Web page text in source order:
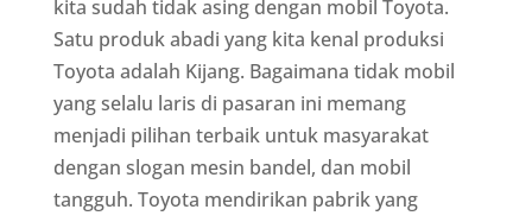
kita sudah tidak asing dengan mobil Toyota.
Satu produk abadi yang kita kenal produksi
Toyota adalah Kijang. Bagaimana tidak mobil
yang selalu laris di pasaran ini memang
menjadi pilihan terbaik untuk masyarakat
dengan slogan mesin bandel, dan mobil
tangguh. Toyota mendirikan pabrik yang